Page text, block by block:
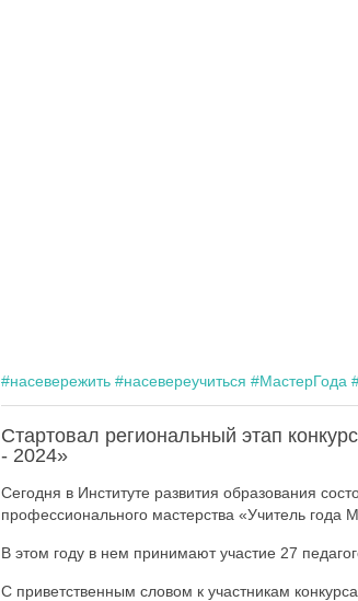
#насевережить #насевереучиться #МастерГода
Стартовал региональный этап
- 2024»
Сегодня в Институте развития образования
профессионального мастерства «Учитель года
В этом году в нем принимают участие 27
С приветственным словом к участникам